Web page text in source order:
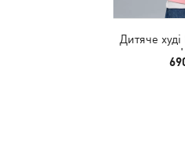
Дитяче